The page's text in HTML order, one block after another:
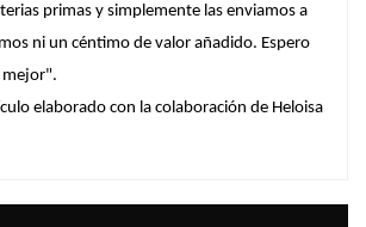
primas y simplemente las enviamos a
ni un céntimo de valor añadido. Espero
mejor".
elaborado con la colaboración de Heloisa